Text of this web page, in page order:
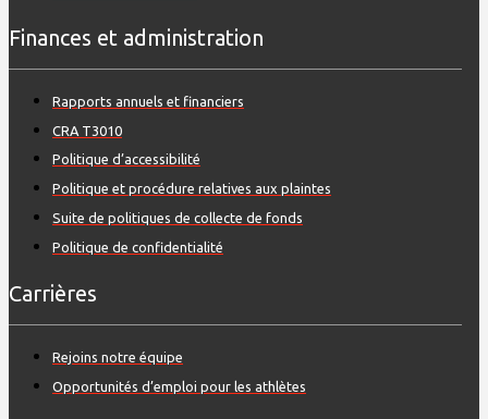
Finances et administration
Rapports annuels et financiers
CRA T3010
Politique d’accessibilité
Politique et procédure relatives aux plaintes
Suite de politiques de collecte de fonds
Politique de confidentialité
Carrières
Rejoins notre équipe
Opportunités d’emploi pour les athlètes